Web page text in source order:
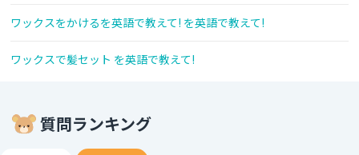
ワックスをかけるを英語で教えて! を英語で教えて!
ワックスで髪セット を英語で教えて!
質問ランキング